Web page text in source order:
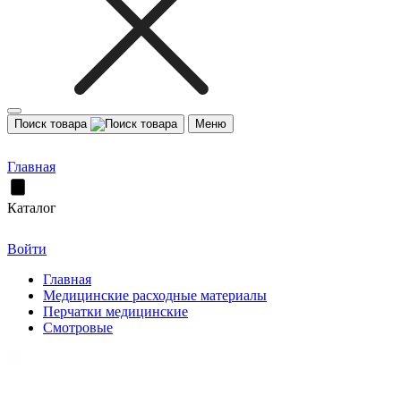
Поиск товара Меню
Главная
Каталог
Войти
Главная
Медицинские расходные материалы
Перчатки медицинские
Смотровые